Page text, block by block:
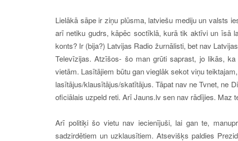
Lielākā sāpe ir ziņu plūsma, latviešu mediju un valsts
arī netiku gudrs, kāpēc soctīklā, kurā tik aktīvi un īsā
konts? Ir (bija?) Latvijas Radio žurnālisti, bet nav
Televīzijas. Atzīšos- šo man grūti saprast, jo likās,
vietām. Lasītājiem būtu gan vieglāk sekot viņu
lasītājus/klausītājus/skatītājus. Tāpat nav ne Tvnet, ne
oficiālais uzpeld reti. Arī Jauns.lv sen nav rādījies. Maz
Arī politiķi šo vietu nav iecienījuši, lai gan te,
sadzirdētiem un uzklausītiem. Atsevišķs paldies